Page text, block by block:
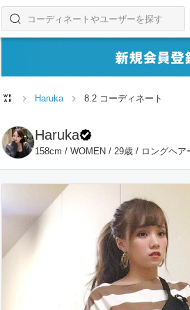
コーディネートやユーザーを探す
検索する
Haruka 8.2 コーディネート
Haruka
158cm / WOMEN / 29歳 / ロングヘア